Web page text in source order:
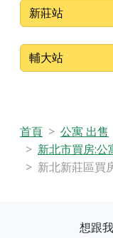
新莊站
輔大站
首頁
公寓 出售
新北市買房:
新北新莊區買
想跟